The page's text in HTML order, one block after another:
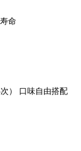
命
） 口味自由搭配